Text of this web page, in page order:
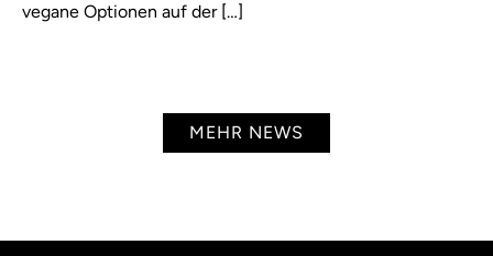
vegane Optionen auf der […]
MEHR NEWS